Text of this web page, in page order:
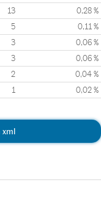
13 0,28 %
5 0,11 %
3 0,06 %
3 0,06 %
2 0,04 %
1 0,02 %
xml